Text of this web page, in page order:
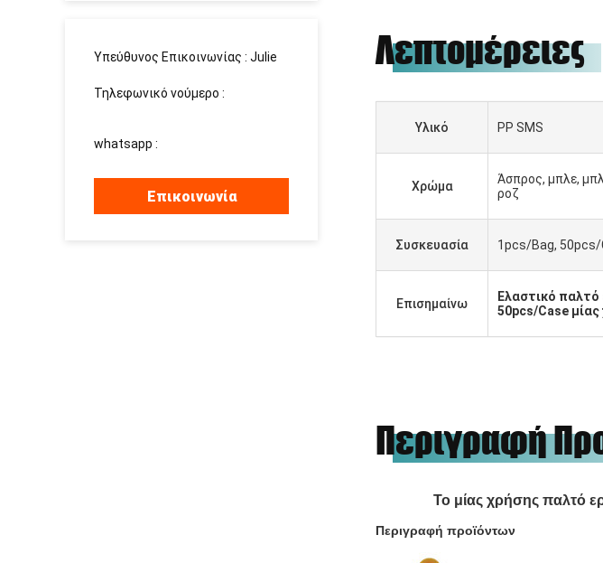
Υπεύθυνος Επικοινωνίας : Julie
Τηλεφωνικό νούμερο :
whatsapp :
Επικοινωνία
Λεπτομέρειες
Υλικό PP SMS
Χρώμα
Άσπρος, μπλε,
ροζ
Συσκευασία 1pcs/Bag, 50pcs/
Επισημαίνω Ελαστικό παλτό
50pcs/Case
Περιγραφή
Το μίας χρήσης παλτό
Περιγραφή προϊόντων